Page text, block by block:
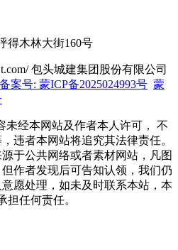
得木林大街160号
包头城建集团股份有限公司
备案号: 蒙ICP备2025024993号 蒙
未经本网站及作者本人许可， 不
违者本网站将追究其法律责任。
于公共网络或者素材网站，凡图
作者发现后可告知认领，我们仍
愿处理，如未及时联系本站，本
担任何责任。